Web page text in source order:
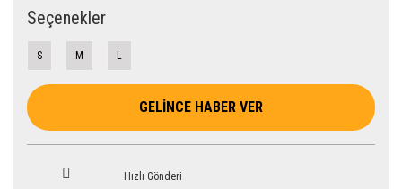
Seçenekler
S M L
GELİNCE HABER VER
Hızlı Gönderi